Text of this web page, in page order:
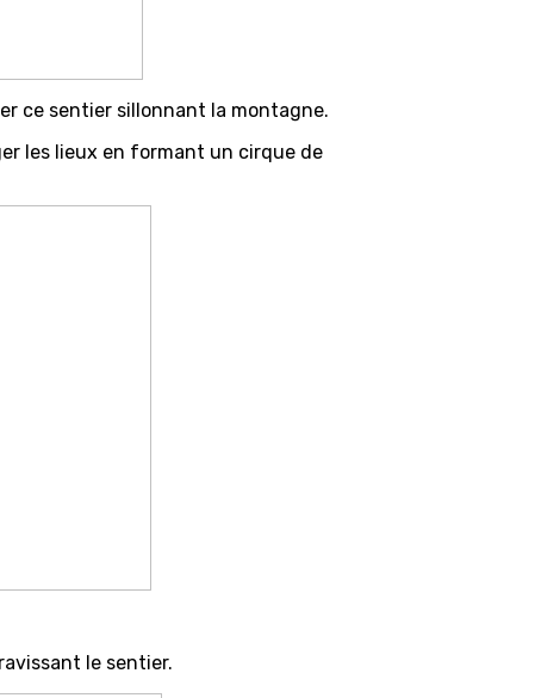
ce sentier sillonnant la montagne.
les lieux en formant un cirque de
le sentier.